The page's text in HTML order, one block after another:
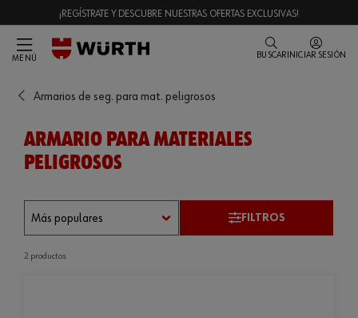
¡REGÍSTRATE Y DESCUBRE NUESTRAS OFERTAS EXCLUSIVAS!
MENÚ BUSCAR INICIAR SESIÓN
Armarios de seg. para mat. peligrosos
ARMARIO PARA MATERIALES
PELIGROSOS
FILTROS
2 productos